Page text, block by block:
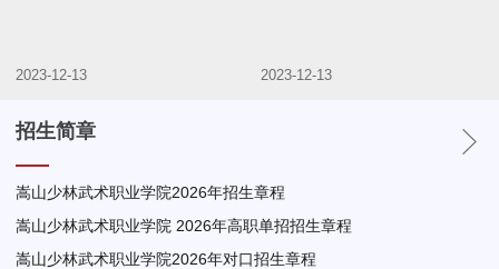
2023-12-13 2023-12-13
招生简章
嵩山少林武术职业学院2026年招生章程
嵩山少林武术职业学院 2026年高职单招招生章程
嵩山少林武术职业学院2026年对口招生章程